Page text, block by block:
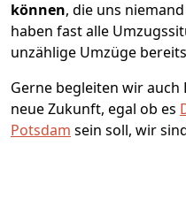
können, die uns
haben fast alle
unzählige Umzüge
Gerne begleiten wir auch
neue Zukunft, egal ob es
Potsdam sein soll, wir